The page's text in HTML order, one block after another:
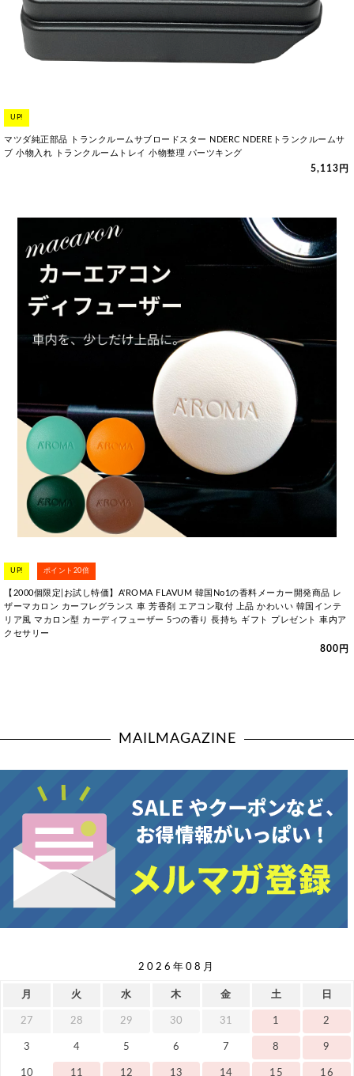
UP!
マツダ純正部品 トランクルームサブロードスター NDERC NDEREトランクルームサ
ブ 小物入れ トランクルームトレイ 小物整理 パーツキング
5,113円
UP! ポイント20倍
【2000個限定|お試し特価】A'ROMA FLAVUM 韓国No1の香料メーカー開発商品 レ
ザーマカロン カーフレグランス 車 芳香剤 エアコン取付 上品 かわいい 韓国インテ
リア風 マカロン型 カーディフューザー 5つの香り 長持ち ギフト プレゼント 車内ア
クセサリー
800円
MAILMAGAZINE
2026年08月
月 火 水 木 金 土 日
27 28 29 30 31 1 2
3 4 5 6 7 8 9
10 11 12 13 14 15 16